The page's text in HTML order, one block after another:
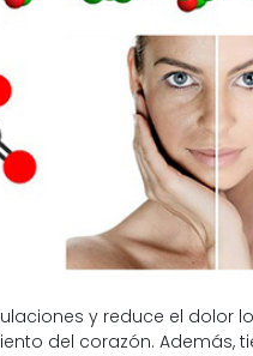
y reduce el dolor
del corazón. Además,